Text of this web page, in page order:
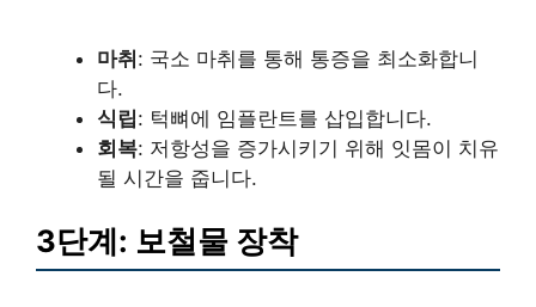
마취: 국소 마취를 통해 통증을 최소화합니
다.
식립: 턱뼈에 임플란트를 삽입합니다.
회복: 저항성을 증가시키기 위해 잇몸이 치유
될 시간을 줍니다.
3단계: 보철물 장착